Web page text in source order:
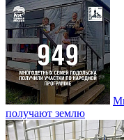
получают землю